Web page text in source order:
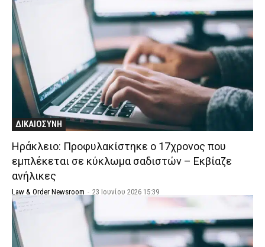
ΔΙΚΑΙΟΣΥΝΗ
Ηράκλειο: Προφυλακίστηκε ο 17χρονος που
εμπλέκεται σε κύκλωμα σαδιστών – Εκβίαζε
ανήλικες
Law & Order Newsroom - 23 Ιουνίου 2026 15:39